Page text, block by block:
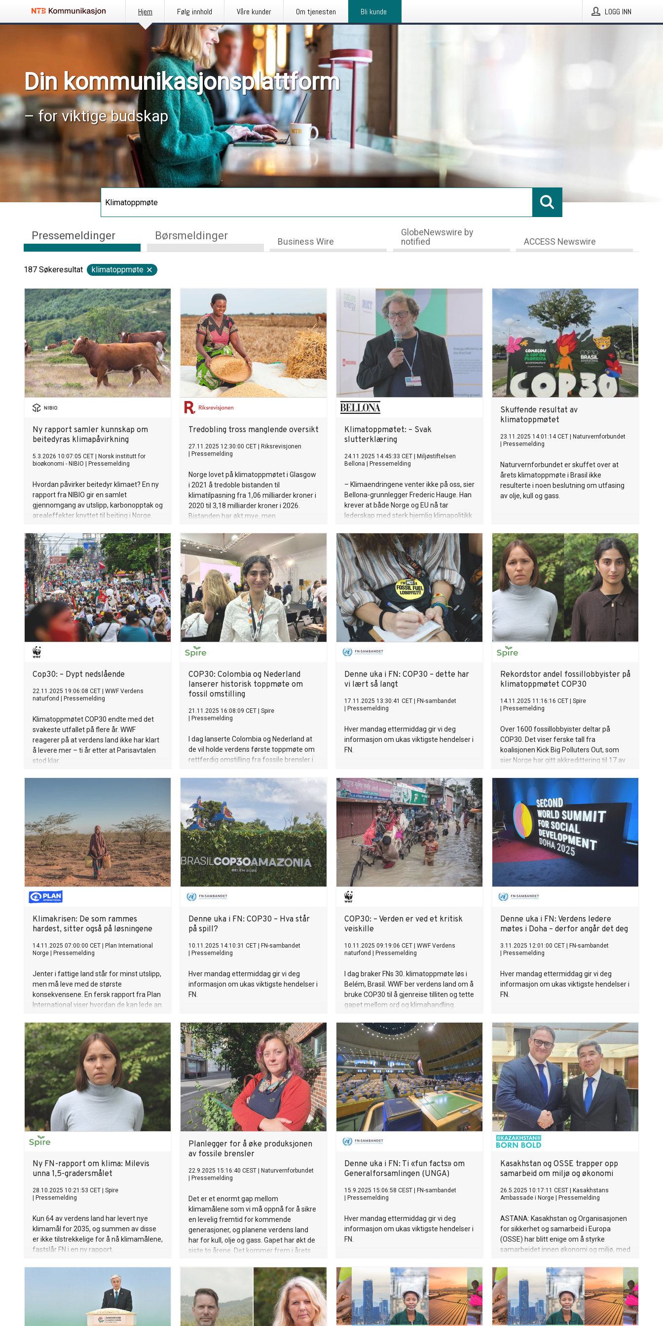
Hjem Følg innhold Våre kunder Om tjenesten Bli kunde LOGG INN
Din kommunikasjonsplattform
– for viktige budskap
Pressemeldinger Børsmeldinger Business Wire
GlobeNewswire by
notified
ACCESS Newswire
187 Søkeresultat klimatoppmøte
Ny rapport samler kunnskap om
beitedyras klimapåvirkning
5.3.2026 10:07:05 CET
Norsk institutt for
bioøkonomi - NIBIO
Pressemelding
Hvordan påvirker beitedyr klimaet? En ny
rapport fra NIBIO gir en samlet
gjennomgang av utslipp, karbonopptak og
arealeffekter knyttet til beiting i Norge.
sammensatte enn ofte framstilt – og at
bevaring av eksisterende beiter er
viktigere enn å rydde nye.
Tredobling tross manglende oversikt
27.11.2025 12:30:00 CET
Riksrevisjonen
Pressemelding
Norge lovet på klimatoppmøtet i Glasgow
i 2021 å tredoble bistanden til
klimatilpasning fra 1,06 milliarder kroner i
2020 til 3,18 milliarder kroner i 2026.
Bistanden har økt mye, men
helhetlig oversikt over hvilke resultater
den fører til.
Klimatoppmøtet: – Svak
slutterklæring
24.11.2025 14:45:33 CET
Miljøstiftelsen
Bellona
Pressemelding
– Klimaendringene venter ikke på oss, sier
Bellona-grunnlegger Frederic Hauge. Han
krever at både Norge og EU nå tar
lederskap med sterk hjemlig klimapolitikk
som faktisk driver industriell omstilling.
Skuffende resultat av
klimatoppmøtet
23.11.2025 14:01:14 CET
Naturvernforbundet
Pressemelding
Naturvernforbundet er skuffet over at
årets klimatoppmøte i Brasil ikke
resulterte i noen beslutning om utfasing
av olje, kull og gass.
Cop30: – Dypt nedslående
22.11.2025 19:06:08 CET
WWF Verdens
naturfond
Pressemelding
Klimatoppmøtet COP30 endte med det
svakeste utfallet på flere år. WWF
reagerer på at verdens land ikke har klart
å levere mer – ti år etter at Parisavtalen
stod klar.
COP30: Colombia og Nederland
lanserer historisk toppmøte om
fossil omstilling
21.11.2025 16:08:09 CET
Spire
Pressemelding
I dag lanserte Colombia og Nederland at
de vil holde verdens første toppmøte om
rettferdig omstilling fra fossile brensler i
lanserte landene “Belém Declaration on
the Just Transition Away from Fossil
Fuels,” som allerede er støttet av 24 land.
Norge er så langt ikke blant disse.
Denne uka i FN: COP30 – dette har
vi lært så langt
17.11.2025 13:30:41 CET
FN-sambandet
Pressemelding
Hver mandag ettermiddag gir vi deg
informasjon om ukas viktigste hendelser i
FN.
Rekordstor andel fossillobbyister på
klimatoppmøtet COP30
14.11.2025 11:16:16 CET
Spire
Pressemelding
Over 1600 fossillobbyister deltar på
COP30. Det viser ferske tall fra
koalisjonen Kick Big Polluters Out, som
sier Norge har gitt akkredittering til 17 av
mener fossillobbyen jobber for falske
løsninger som forsinker utfasing av olje
og gass, og krever at de kastes ut av
klimatoppmøtet.
Klimakrisen: De som rammes
hardest, sitter også på løsningene
14.11.2025 07:00:00 CET
Plan International
Norge
Pressemelding
Jenter i fattige land står for minst utslipp,
men må leve med de største
konsekvensene. En fersk rapport fra Plan
International viser hvordan de kan lede an
Denne uka i FN: COP30 – Hva står
på spill?
10.11.2025 14:10:31 CET
FN-sambandet
Pressemelding
Hver mandag ettermiddag gir vi deg
informasjon om ukas viktigste hendelser i
FN.
COP30: – Verden er ved et kritisk
veiskille
10.11.2025 09:19:06 CET
WWF Verdens
naturfond
Pressemelding
I dag braker FNs 30. klimatoppmøte løs i
Belém, Brasil. WWF ber verdens land om å
bruke COP30 til å gjenreise tilliten og tette
gapet mellom ord og klimahandling.
Denne uka i FN: Verdens ledere
møtes i Doha – derfor angår det deg
3.11.2025 12:01:00 CET
FN-sambandet
Pressemelding
Hver mandag ettermiddag gir vi deg
informasjon om ukas viktigste hendelser i
FN.
Ny FN-rapport om klima: Milevis
unna 1,5-gradersmålet
28.10.2025 10:21:53 CET
Spire
Pressemelding
Kun 64 av verdens land har levert nye
klimamål for 2035, og summen av disse
er ikke tilstrekkelige for å nå klimamålene,
fastslår FN i en ny rapport.
globale nord har lagt tidslinjer for
utfasning av fossil energi, og krever
utfasning av norsk olje og gass for å styre
unna klimakollaps.
Planlegger for å øke produksjonen
av fossile brensler
22.9.2025 15:16:40 CEST
Naturvernforbundet
Pressemelding
Det er et enormt gap mellom
klimamålene som vi må oppnå for å sikre
en levelig fremtid for kommende
generasjoner, og planene verdens land
har for kull, olje og gass. Gapet har økt de
siste to årene. Det kommer frem i årets
Denne uka i FN: Ti «fun facts» om
Generalforsamlingen (UNGA)
15.9.2025 15:06:58 CEST
FN-sambandet
Pressemelding
Hver mandag ettermiddag gir vi deg
informasjon om ukas viktigste hendelser i
FN.
Kasakhstan og OSSE trapper opp
samarbeid om miljø og økonomi
26.5.2025 10:17:11 CEST
Kasakhstans
Ambassade i Norge
Pressemelding
ASTANA: Kasakhstan og Organisasjonen
for sikkerhet og samarbeid i Europa
(OSSE) har blitt enige om å styrke
samarbeidet innen økonomi og miljø, med
regional transport. Dette kom frem under
et møte i Astana mellom Kasakhstans
viseutenriksminister Roman Vassilenko
og OSSEs koordinator for økonomiske og
miljømessige aktiviteter, Bakyt
Dzhusupov. Møtet fant sted i en tid preget